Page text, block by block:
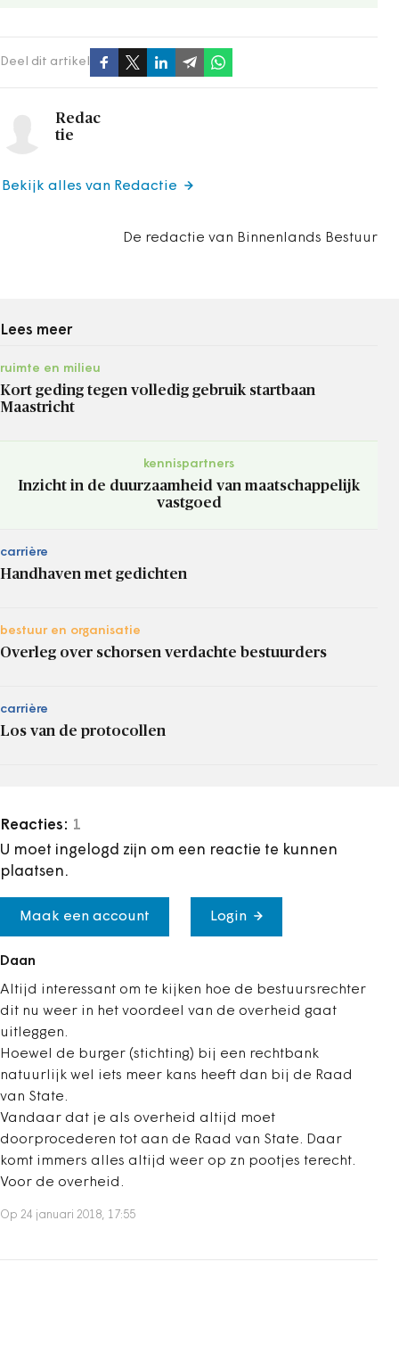
Deel dit artikel
Redac
tie
De redactie van Binnenlands Bestuur
Bekijk alles van Redactie
Lees meer
ruimte en milieu
Kort geding tegen volledig gebruik startbaan
Maastricht
kennispartners
Inzicht in de duurzaamheid van maatschappelijk
vastgoed
carrière
Handhaven met gedichten
bestuur en organisatie
Overleg over schorsen verdachte bestuurders
carrière
Los van de protocollen
Reacties: 1
U moet ingelogd zijn om een reactie te kunnen
plaatsen.
Maak een account Login
Daan
Altijd interessant om te kijken hoe de bestuursrechter
dit nu weer in het voordeel van de overheid gaat
uitleggen.
Hoewel de burger (stichting) bij een rechtbank
natuurlijk wel iets meer kans heeft dan bij de Raad
van State.
Vandaar dat je als overheid altijd moet
doorprocederen tot aan de Raad van State. Daar
komt immers alles altijd weer op zn pootjes terecht.
Voor de overheid.
Op 24 januari 2018, 17:55